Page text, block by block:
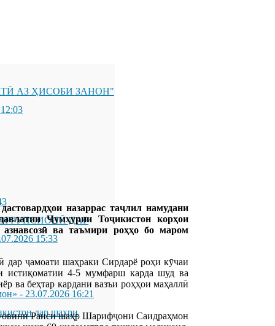
АЗ ҲИСОБИ ЗАНОН"
ДАР
15:33
- 23.07.2026 16:21
дар шаҳри
назаррас таҷлил намудани
Ҷумҳурии Тоҷикистон корҳои
азнавсозӣ ва таъмири роҳҳо бо маром
дар ҷамоати шаҳраки Сирдарё роҳи кӯчаи
истиқоматии 4-5 мумфарш карда шуд ва
ва беҳтар кардани вазъи роҳҳои маҳаллӣ
Раиси шаҳр Шарифҷони Саидраҳмон